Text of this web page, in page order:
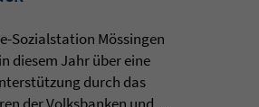
Sozialstation Mössingen
diesem Jahr über eine
durch das
der Volksbanken und ...